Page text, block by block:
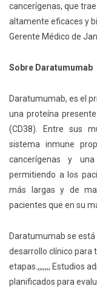
cancerígenas, que
altamente eficaces y
Gerente Médico de
Sobre Daratumumab
Daratumumab, es el
una proteína
(CD38). Entre sus
sistema inmune
cancerígenas y una
permitiendo a los
más largas y de
pacientes que en su
Daratumumab se
desarrollo clínico para
etapas.,,,,,,, Estudios
planificados para